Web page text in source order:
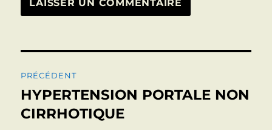
de
l’article
PRÉCÉDENT
Publication
précédente :
HYPERTENSION PORTALE NON
CIRRHOTIQUE